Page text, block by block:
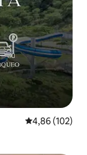
Évaluation
4,86 (102)